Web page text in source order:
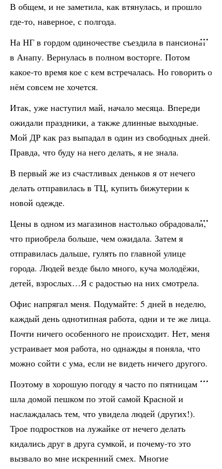
В общем, и не заметила, как втянулась, и прошло
где-то, наверное, с полгода.
На НГ в гордом одиночестве съездила в пансионат
в Анапу. Вернулась в полном восторге. Потом
какое-то время кое с кем встречалась. Но говорить о
нём совсем не хочется.
Итак, уже наступил май, начало месяца. Впереди
ожидали праздники, а также длинные выходные.
Мой ДР как раз выпадал в один из свободных дней.
Правда, что буду на него делать, я не знала.
В первый же из счастливых деньков я от нечего
делать отправилась в ТЦ, купить бижутерии к
новой одежде.
Цены в одном из магазинов настолько обрадовали,
что приобрела больше, чем ожидала. Затем я
отправилась дальше, гулять по главной улице
города. Людей везде было много, куча молодёжи,
детей, взрослых…Я с радостью на них смотрела.
Офис напрягал меня. Подумайте: 5 дней в неделю,
каждый день однотипная работа, одни и те же лица.
Почти ничего особенного не происходит. Нет, меня
устраивает моя работа, но однажды я поняла, что
можно сойти с ума, если не видеть ничего другого.
Поэтому в хорошую погоду я часто по пятницам
шла домой пешком по этой самой Красной и
наслаждалась тем, что увидела людей (других!).
Трое подростков на лужайке от нечего делать
кидались друг в друга сумкой, и почему-то это
вызвало во мне искренний смех. Многие